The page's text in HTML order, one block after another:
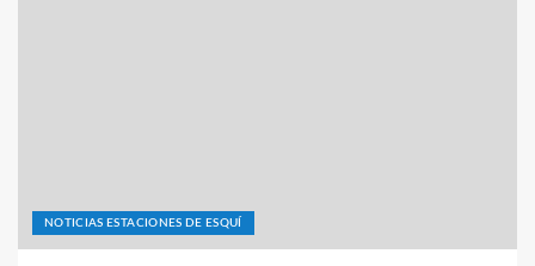
NOTICIAS ESTACIONES DE ESQUÍ